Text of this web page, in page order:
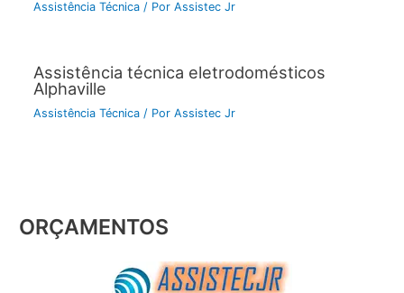
Assistência Técnica/ Por Assistec Jr
Assistência técnica eletrodomésticos
Alphaville
Assistência Técnica/ Por Assistec Jr
ORÇAMENTOS